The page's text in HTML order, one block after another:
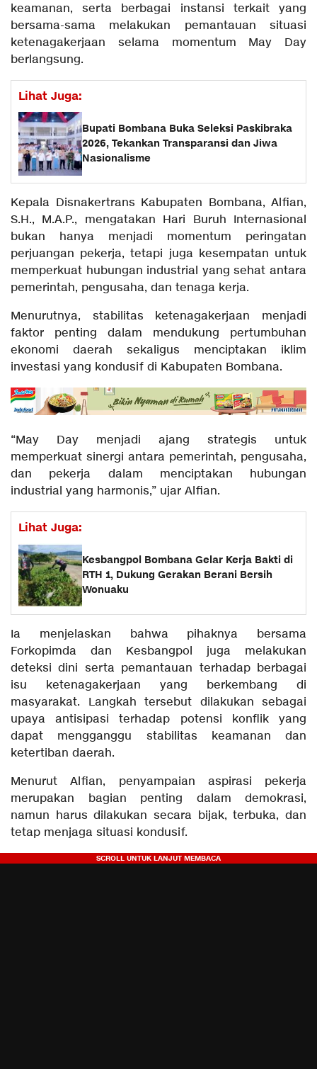
keamanan, serta berbagai instansi terkait yang
bersama-sama melakukan pemantauan situasi
ketenagakerjaan selama momentum May Day
berlangsung.
Lihat Juga:
Bupati Bombana Buka Seleksi Paskibraka
2026, Tekankan Transparansi dan Jiwa
Nasionalisme
Kepala Disnakertrans Kabupaten Bombana, Alfian,
S.H., M.A.P., mengatakan Hari Buruh Internasional
bukan hanya menjadi momentum peringatan
perjuangan pekerja, tetapi juga kesempatan untuk
memperkuat hubungan industrial yang sehat antara
pemerintah, pengusaha, dan tenaga kerja.
Menurutnya, stabilitas ketenagakerjaan menjadi
faktor penting dalam mendukung pertumbuhan
ekonomi daerah sekaligus menciptakan iklim
investasi yang kondusif di Kabupaten Bombana.
“May Day menjadi ajang strategis untuk
memperkuat sinergi antara pemerintah, pengusaha,
dan pekerja dalam menciptakan hubungan
industrial yang harmonis,” ujar Alfian.
Lihat Juga:
Kesbangpol Bombana Gelar Kerja Bakti di
RTH 1, Dukung Gerakan Berani Bersih
Wonuaku
Ia menjelaskan bahwa pihaknya bersama
Forkopimda dan Kesbangpol juga melakukan
deteksi dini serta pemantauan terhadap berbagai
isu ketenagakerjaan yang berkembang di
masyarakat. Langkah tersebut dilakukan sebagai
upaya antisipasi terhadap potensi konflik yang
dapat mengganggu stabilitas keamanan dan
ketertiban daerah.
Menurut Alfian, penyampaian aspirasi pekerja
merupakan bagian penting dalam demokrasi,
namun harus dilakukan secara bijak, terbuka, dan
tetap menjaga situasi kondusif.